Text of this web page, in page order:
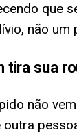
que
não um
tira sua
não